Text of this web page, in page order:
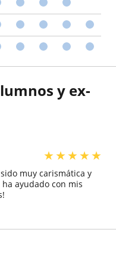
y ex-
★★★★★
muy carismática y
ayudado con mis